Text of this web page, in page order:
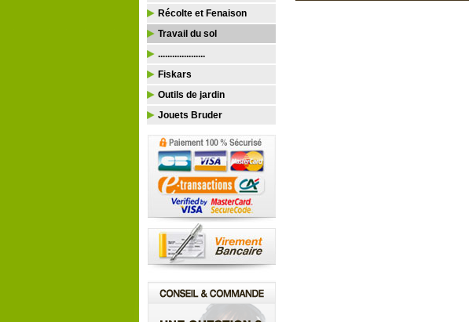
Récolte et Fenaison
Travail du sol
....................
Fiskars
Outils de jardin
Jouets Bruder